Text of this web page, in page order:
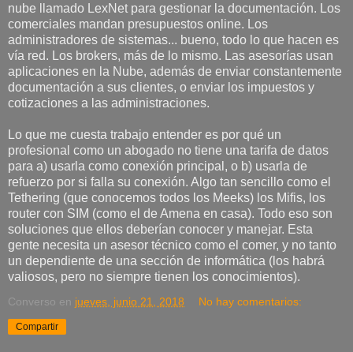
nube llamado LexNet para gestionar la documentación. Los
comerciales mandan presupuestos online. Los
administradores de sistemas... bueno, todo lo que hacen es
vía red. Los brokers, más de lo mismo. Las asesorías usan
aplicaciones en la Nube, además de enviar constantemente
documentación a sus clientes, o enviar los impuestos y
cotizaciones a las administraciones.
Lo que me cuesta trabajo entender es por qué un
profesional como un abogado no tiene una tarifa de datos
para a) usarla como conexión principal, o b) usarla de
refuerzo por si falla su conexión. Algo tan sencillo como el
Tethering (que conocemos todos los Meeks) los Mifis, los
router con SIM (como el de Amena en casa). Todo eso son
soluciones que ellos deberían conocer y manejar. Esta
gente necesita un asesor técnico como el comer, y no tanto
un dependiente de una sección de informática (los habrá
valiosos, pero no siempre tienen los conocimientos).
Converso en jueves, junio 21, 2018 No hay comentarios:
Compartir